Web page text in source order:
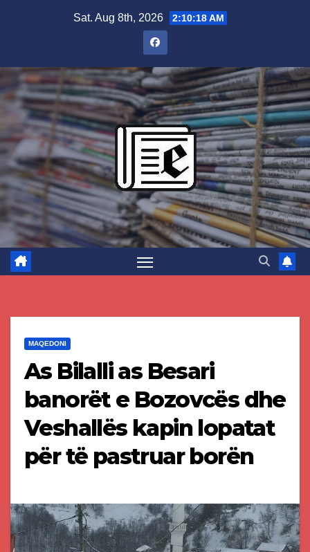
Sat. Aug 8th, 2026 2:10:19 AM
MAQEDONI
As Bilalli as Besari
banorët e Bozovcës dhe
Veshallës kapin lopatat
për të pastruar borën